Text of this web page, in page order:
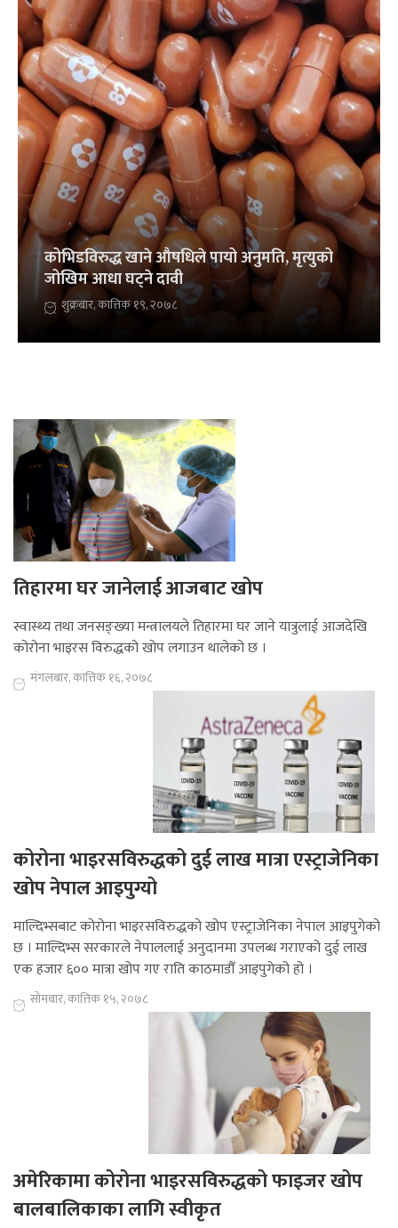
कोभिडविरुद्ध खाने औषधिले पायो अनुमति, मृत्युको
जोखिम आधा घट्ने दावी
शुक्रबार, कात्तिक १९, २०७८
तिहारमा घर जानेलाई आजबाट खोप
स्वास्थ्य तथा जनसङ्ख्या मन्त्रालयले तिहारमा घर जाने यात्रुलाई आजदेखि
कोरोना भाइरस विरुद्धको खोप लगाउन थालेको छ ।
मंगलबार, कात्तिक १६, २०७८
कोरोना भाइरसविरुद्धको दुई लाख मात्रा एस्ट्राजेनिका
खोप नेपाल आइपुग्यो
माल्दिभ्सबाट कोरोना भाइरसविरुद्धको खोप एस्ट्राजेनिका नेपाल आइपुगेको
छ । माल्दिभ्स सरकारले नेपाललाई अनुदानमा उपलब्ध गराएको दुई लाख
एक हजार ६०० मात्रा खोप गए राति काठमाडौँ आइपुगेको हो ।
सोमबार, कात्तिक १५, २०७८
अमेरिकामा कोरोना भाइरसविरुद्धको फाइजर खोप
बालबालिकाका लागि स्वीकृत